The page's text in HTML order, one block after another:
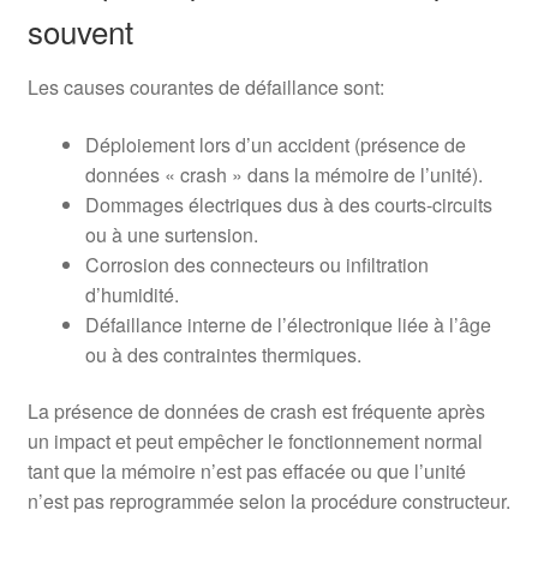
souvent
Les causes courantes de défaillance sont:
Déploiement lors d’un accident (présence de
données « crash » dans la mémoire de l’unité).
Dommages électriques dus à des courts-circuits
ou à une surtension.
Corrosion des connecteurs ou infiltration
d’humidité.
Défaillance interne de l’électronique liée à l’âge
ou à des contraintes thermiques.
La présence de données de crash est fréquente après
un impact et peut empêcher le fonctionnement normal
tant que la mémoire n’est pas effacée ou que l’unité
n’est pas reprogrammée selon la procédure constructeur.